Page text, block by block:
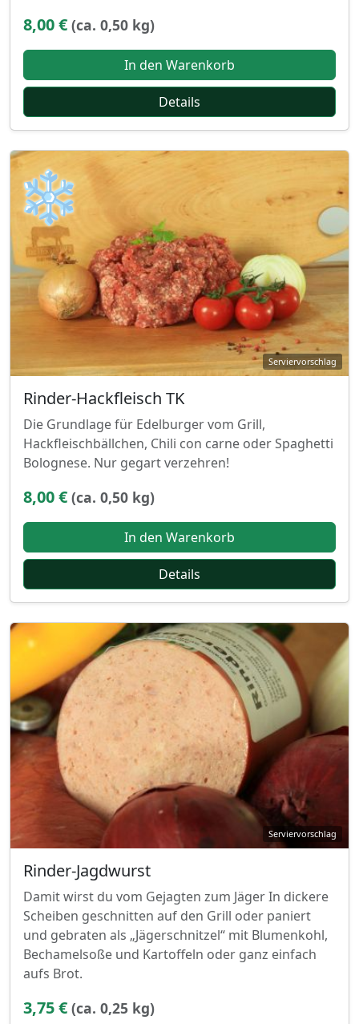
8,00 € (ca. 0,50 kg)
In den Warenkorb
Details
❄
Rinder-Hackfleisch TK
Die Grundlage für Edelburger vom Grill,
Hackfleischbällchen, Chili con carne oder Spaghetti
Bolognese. Nur gegart verzehren!
8,00 € (ca. 0,50 kg)
In den Warenkorb
Details
Rinder-Jagdwurst
Damit wirst du vom Gejagten zum Jäger In dickere
Scheiben geschnitten auf den Grill oder paniert
und gebraten als „Jägerschnitzel“ mit Blumenkohl,
Bechamelsoße und Kartoffeln oder ganz einfach
aufs Brot.
3,75 € (ca. 0,25 kg)